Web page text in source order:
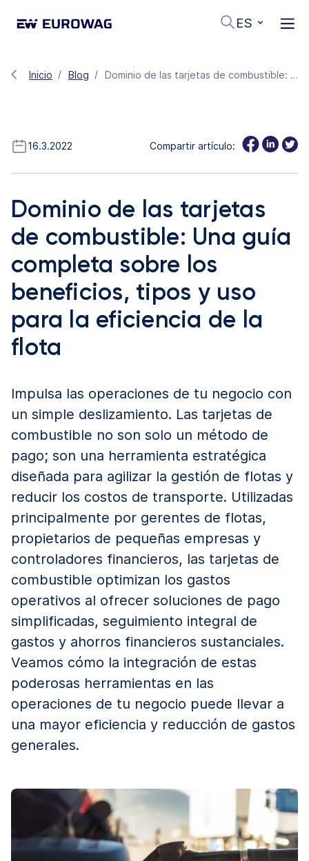
ES
Inicio Blog Dominio de las tarjetas de combustible: Una guía completa sobre los beneficios, tipos y uso para la eficiencia de la flota
16.3.2022 Compartir artículo:
Dominio de las tarjetas
de combustible: Una guía
completa sobre los
beneficios, tipos y uso
para la eficiencia de la
flota
Impulsa las operaciones de tu negocio con
un simple deslizamiento. Las tarjetas de
combustible no son solo un método de
pago; son una herramienta estratégica
diseñada para agilizar la gestión de flotas y
reducir los costos de transporte. Utilizadas
principalmente por gerentes de flotas,
propietarios de pequeñas empresas y
controladores financieros, las tarjetas de
combustible optimizan los gastos
operativos al ofrecer soluciones de pago
simplificadas, seguimiento integral de
gastos y ahorros financieros sustanciales.
Veamos cómo la integración de estas
poderosas herramientas en las
operaciones de tu negocio puede llevar a
una mayor eficiencia y reducción de gastos
generales.